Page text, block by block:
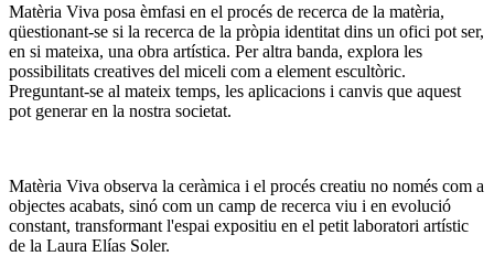
Matèria Viva posa èmfasi en el procés de recerca de la matèria,
qüestionant-se si la recerca de la pròpia identitat dins un ofici pot ser,
en si mateixa, una obra artística. Per altra banda, explora les
possibilitats creatives del miceli com a element escultòric.
Preguntant-se al mateix temps, les aplicacions i canvis que aquest
pot generar en la nostra societat.
Matèria Viva observa la ceràmica i el procés creatiu no només com a
objectes acabats, sinó com un camp de recerca viu i en evolució
constant, transformant l'espai expositiu en el petit laboratori artístic
de la Laura Elías Soler.